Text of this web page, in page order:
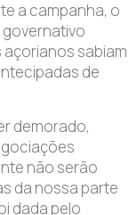
a campanha, o
açorianos sabiam
de
demorado,
não serão
da nossa parte
dada pelo